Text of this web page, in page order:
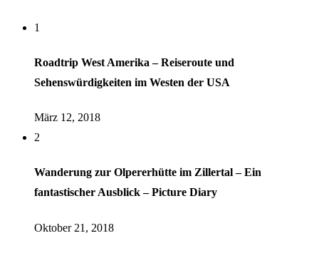
1
Roadtrip West Amerika – Reiseroute und
Sehenswürdigkeiten im Westen der USA
März 12, 2018
2
Wanderung zur Olpererhütte im Zillertal – Ein
fantastischer Ausblick – Picture Diary
Oktober 21, 2018